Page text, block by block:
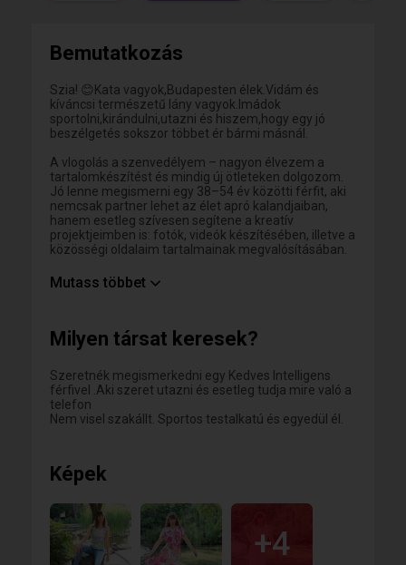
Bemutatkozás
Szia! 😊Kata vagyok,Budapesten élek.Vidám és
kíváncsi természetű lány vagyok.Imádok
sportolni,kirándulni,utazni és hiszem,hogy egy jó
beszélgetés sokszor többet ér bármi másnál.
A vlogolás a szenvedélyem – nagyon élvezem a
tartalomkészítést és mindig új ötleteken dolgozom.
Jó lenne megismerni egy 38–54 év közötti férfit, aki
nemcsak partner lehet az élet apró kalandjaiban,
hanem esetleg szívesen segítene a kreatív
projektjeimben is: fotók, videók készítésében, illetve a
közösségi oldalaim tartalmainak megvalósításában.
Ha szerinted a legjobb történetek egy kávéval vagy
Mutass többet
Milyen társat keresek?
Szeretnék megismerkedni egy Kedves Intelligens
férfivel .Aki szeret utazni és esetleg tudja mire való a
telefon
Nem visel szakállt. Sportos testalkatú és egyedül él.
Képek
+4